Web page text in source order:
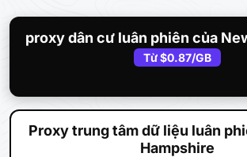
proxy dân cư luân phiên của
Từ$0.87/GB
Proxy trung tâm dữ liệu luân
Hampshire